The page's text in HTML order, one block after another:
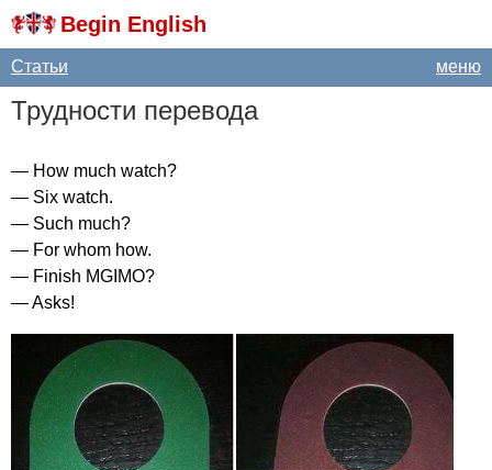
Begin English
меню
Статьи
Трудности перевода
— How much watch?
— Six watch.
— Such much?
— For whom how.
— Finish MGIMO?
—Asks!